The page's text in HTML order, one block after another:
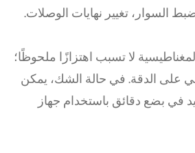
السوار، تغيير نهايات الوصلات.
لا تسبب اهتزازًا ملحوظًا؛
على الدقة. في حالة الشك، يمكن
في بضع دقائق باستخدام جهاز